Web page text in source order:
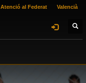
Atenció al Federat Valencià